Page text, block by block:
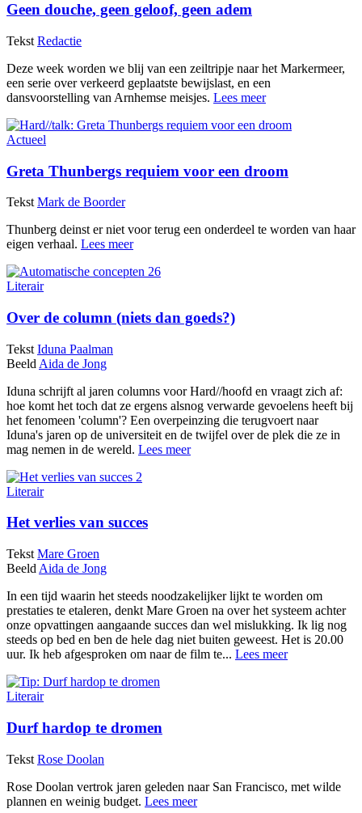
Geen douche, geen geloof, geen adem
Tekst Redactie
Deze week worden we blij van een zeiltripje naar het Markermeer,
een serie over verkeerd geplaatste bewijslast, en een
dansvoorstelling van Arnhemse meisjes. Lees meer
Actueel
Greta Thunbergs requiem voor een droom
Tekst Mark de Boorder
Thunberg deinst er niet voor terug een onderdeel te worden van haar
eigen verhaal. Lees meer
Literair
Over de column (niets dan goeds?)
Tekst Iduna Paalman
Beeld Aida de Jong
Iduna schrijft al jaren columns voor Hard//hoofd en vraagt zich af:
hoe komt het toch dat ze ergens alsnog verwarde gevoelens heeft bij
het fenomeen 'column'? Een overpeinzing die terugvoert naar
Iduna's jaren op de universiteit en de twijfel over de plek die ze in
mag nemen in de wereld. Lees meer
Literair
Het verlies van succes
Tekst Mare Groen
Beeld Aida de Jong
In een tijd waarin het steeds noodzakelijker lijkt te worden om
prestaties te etaleren, denkt Mare Groen na over het systeem achter
onze opvattingen aangaande succes dan wel mislukking. Ik lig nog
steeds op bed en ben de hele dag niet buiten geweest. Het is 20.00
uur. Ik heb afgesproken om naar de film te... Lees meer
Literair
Durf hardop te dromen
Tekst Rose Doolan
Rose Doolan vertrok jaren geleden naar San Francisco, met wilde
plannen en weinig budget. Lees meer